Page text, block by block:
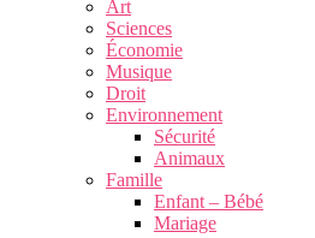
Art
Sciences
Économie
Musique
Droit
Environnement
Sécurité
Animaux
Famille
Enfant – Bébé
Mariage